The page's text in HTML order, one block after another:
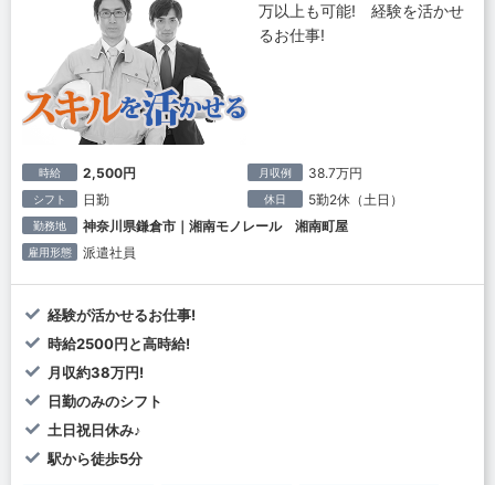
万以上も可能! 経験を活かせ
るお仕事!
時給 2,500円 月収例 38.7万円
シフト 日勤 休日 5勤2休（土日）
勤務地 神奈川県鎌倉市｜湘南モノレール 湘南町屋
雇用形態 派遣社員
経験が活かせるお仕事!
時給2500円と高時給!
月収約38万円!
日勤のみのシフト
土日祝日休み♪
駅から徒歩5分